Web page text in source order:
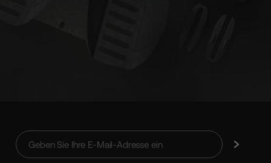
Geben
Sie
Ihre
Abonnieren